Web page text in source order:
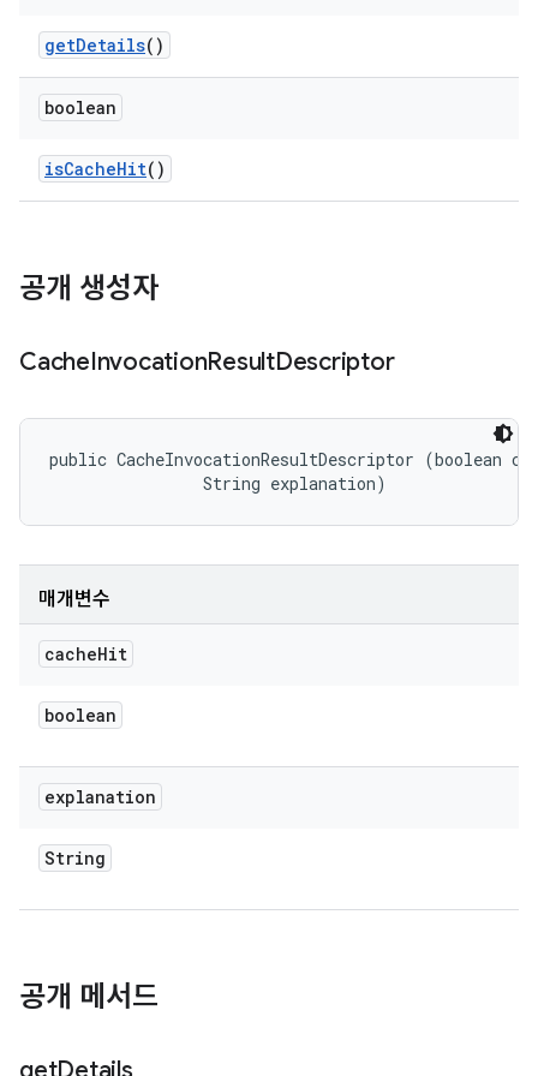
getDetails()
boolean
isCacheHit()
공개 생성자
CacheInvocationResultDescriptor
public CacheInvocationResultDescriptor (boolean
                String explanation)
매개변수
cacheHit
boolean
explanation
String
공개 메서드